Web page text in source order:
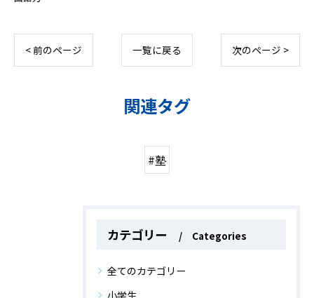
< 前のページ 一覧に戻る 次のページ >
関連タグ
#塾
カテゴリー Categories
全てのカテゴリー
小学生